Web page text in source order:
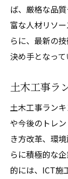
ば、厳格な品
富な人材リソ
らに、最新の
決め手となって
土木工事ラ
土木工事ラン
や今後のトレ
き方改革、環
らに積極的な
的には、ICT施